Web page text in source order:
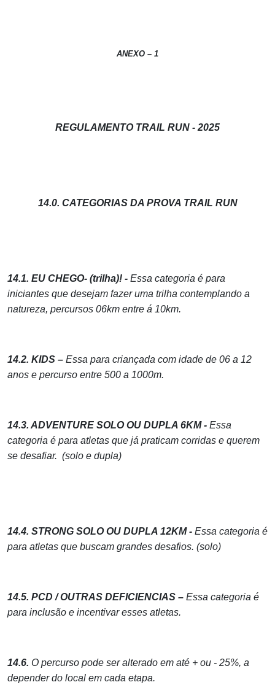
ANEXO – 1
REGULAMENTO TRAIL RUN - 2025
14.0. CATEGORIAS DA PROVA TRAIL RUN
14.1. EU CHEGO- (trilha)! - Essa categoria é para
iniciantes que desejam fazer uma trilha contemplando a
natureza, percursos 06km entre á 10km.
14.2. KIDS – Essa para criançada com idade de 06 a 12
anos e percurso entre 500 a 1000m.
14.3. ADVENTURE SOLO OU DUPLA 6KM - Essa
categoria é para atletas que já praticam corridas e querem
se desafiar. (solo e dupla)
14.4. STRONG SOLO OU DUPLA 12KM - Essa categoria é
para atletas que buscam grandes desafios. (solo)
14.5. PCD / OUTRAS DEFICIENCIAS – Essa categoria é
para inclusão e incentivar esses atletas.
14.6. O percurso pode ser alterado em até + ou - 25%, a
depender do local em cada etapa.